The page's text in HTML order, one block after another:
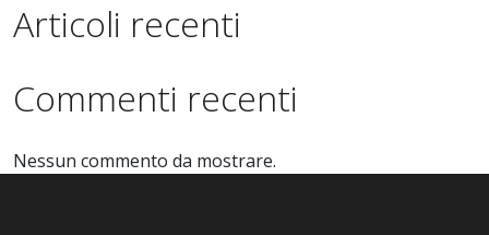
Articoli recenti
Commenti recenti
Nessun commento da mostrare.